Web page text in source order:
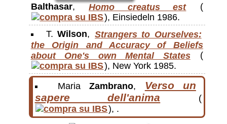
Balthasar, Homo creatus est (
), Einsiedeln 1986.
T.Wilson, Strangers to Ourselves:
the Origin and Accuracy of Beliefs
about One's own Mental States (
), New York 1985.
Maria Zambrano,
Verso un
sapere dell'anima
(
), .